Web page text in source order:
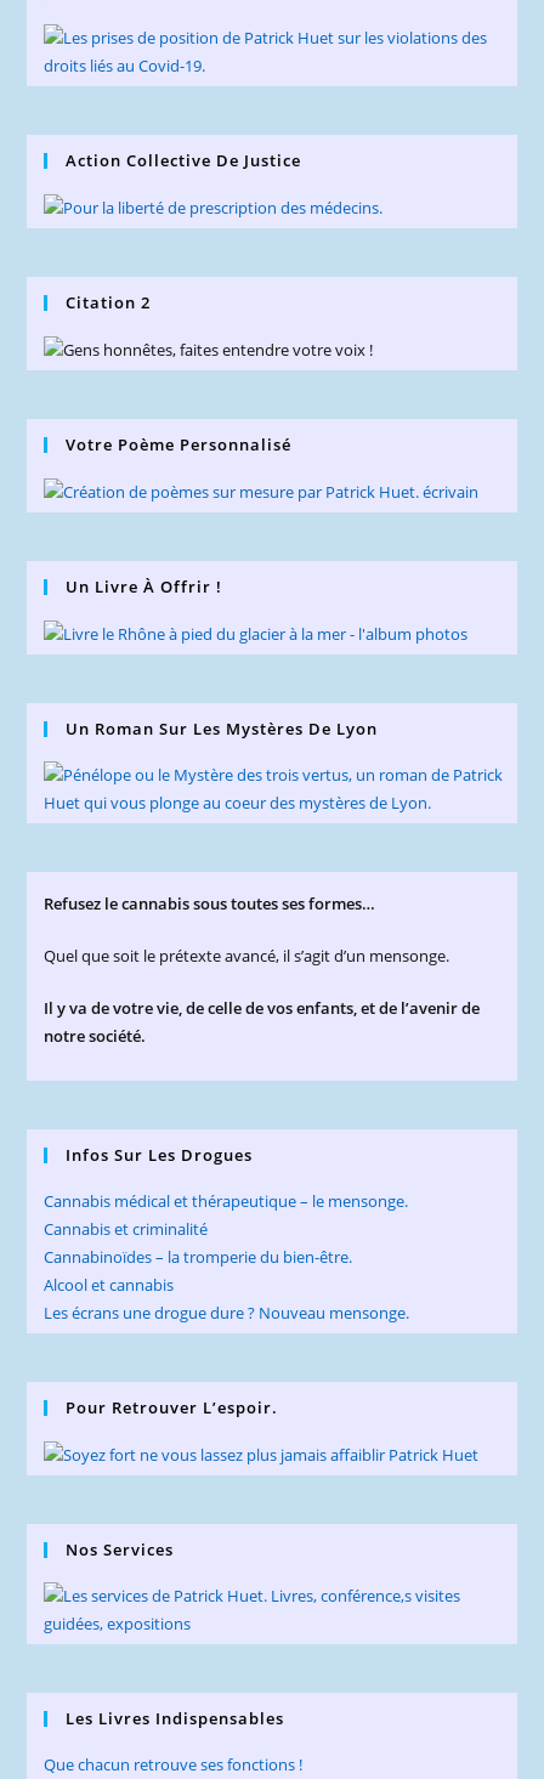
Action Collective De Justice
Citation 2
Votre Poème Personnalisé
Un Livre À Offrir !
Un Roman Sur Les Mystères De Lyon
Refusez le cannabis sous toutes ses formes…
Quel que soit le prétexte avancé, il s’agit d’un mensonge.
Il y va de votre vie, de celle de vos enfants, et de l’avenir de
notre société.
Infos Sur Les Drogues
Cannabis médical et thérapeutique – le mensonge.
Cannabis et criminalité
Cannabinoïdes – la tromperie du bien-être.
Alcool et cannabis
Les écrans une drogue dure ? Nouveau mensonge.
Pour Retrouver L’espoir.
Nos Services
Les Livres Indispensables
Que chacun retrouve ses fonctions !